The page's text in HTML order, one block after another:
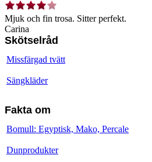
Mjuk och fin trosa. Sitter perfekt.
Carina
Skötselråd
Missfärgad tvätt
Sängkläder
Fakta om
Bomull: Egyptisk, Mako, Percale
Dunprodukter